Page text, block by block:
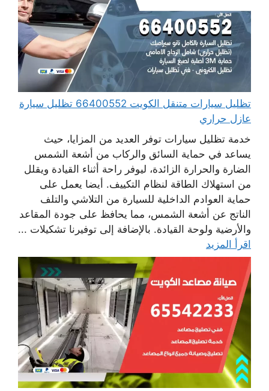
تظليل سيارات متنقل الكويت 66400552 تظليل سيارة
عازل حراري
خدمة تظليل سيارات توفر العديد من المزايا، حيث
يساعد في حماية السائق والركاب من أشعة الشمس
الضارة والحرارة الزائدة، ليوفر راحة أثناء القيادة ويقلل
من استهلاك الطاقة لنظام التكييف. أيضا يعمل على
حماية العوادم الداخلية للسيارة من التلاشي والتلف
الناتج عن أشعة الشمس، مما يحافظ على جودة المقاعد
والأرضية ولوحة القيادة. بالإضافة إلى توفيرنا تشكيلات ...
اقرأ المزيد